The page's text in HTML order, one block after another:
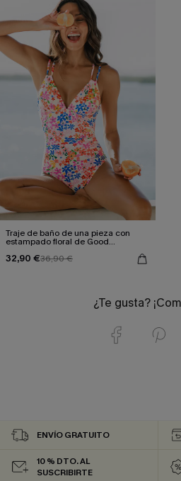
Traje de baño de una pieza con
estampado floral de Good
32,90 €36,90 €
¿Te gusta?
ENVÍO GRATUITO
10 % DTO. AL
SUSCRIBIRTE